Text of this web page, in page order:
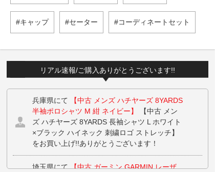
キャップ セーター コーディネートセット
リアル速報/ご購入ありがとうございます!!
兵庫県にて
【中古 メンズ ハチヤーズ 8YARDS
半袖ポロシャツ M 紺 ネイビー】
【中古 メン
ズ ハチヤーズ 8YARDS 長袖シャツ L ホワイト
×ブラック ハイネック 刺繍ロゴ ストレッチ】
をお買い上げ!!ありがとうございます！
埼玉県にて【中古 ガーミン GARMIN レーザ